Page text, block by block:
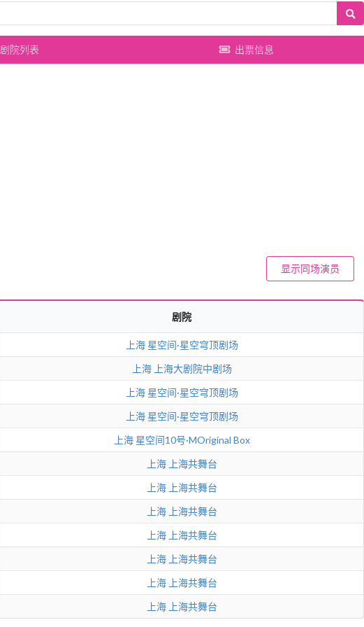
剧院列表 出票信息
显示同场演员
剧院
上海 星空间·星空穹顶剧场
上海 上海大剧院中剧场
上海 星空间·星空穹顶剧场
上海 星空间·星空穹顶剧场
上海 星空间10号·MOriginal Box
上海 上海共舞台
上海 上海共舞台
上海 上海共舞台
上海 上海共舞台
上海 上海共舞台
上海 上海共舞台
上海 上海共舞台